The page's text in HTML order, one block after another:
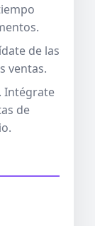
de las
ventas.
Intégrate
de